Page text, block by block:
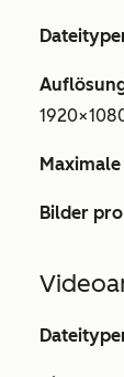
Bilder